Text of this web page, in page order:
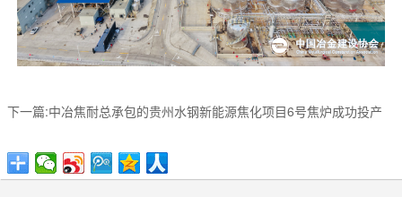
下一篇:中冶焦耐总承包的贵州水钢新能源焦化项目6号焦炉成功投产